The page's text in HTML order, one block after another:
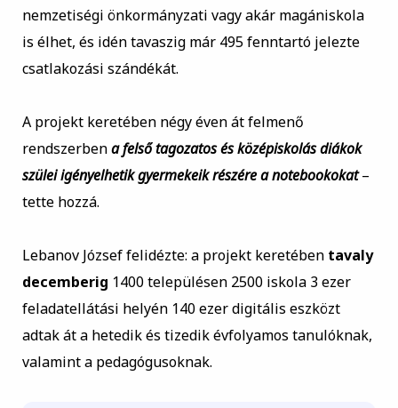
nemzetiségi önkormányzati vagy akár magániskola
is élhet, és idén tavaszig már 495 fenntartó jelezte
csatlakozási szándékát.
A projekt keretében négy éven át felmenő
rendszerbena felső tagozatos és középiskolás diákok
szülei igényelhetik gyermekeik részére a notebookokat –
tette hozzá.
Lebanov József felidézte: a projekt keretébentavaly
decemberig 1400 településen 2500 iskola 3 ezer
feladatellátási helyén 140 ezer digitális eszközt
adtak át a hetedik és tizedik évfolyamos tanulóknak,
valamint a pedagógusoknak.